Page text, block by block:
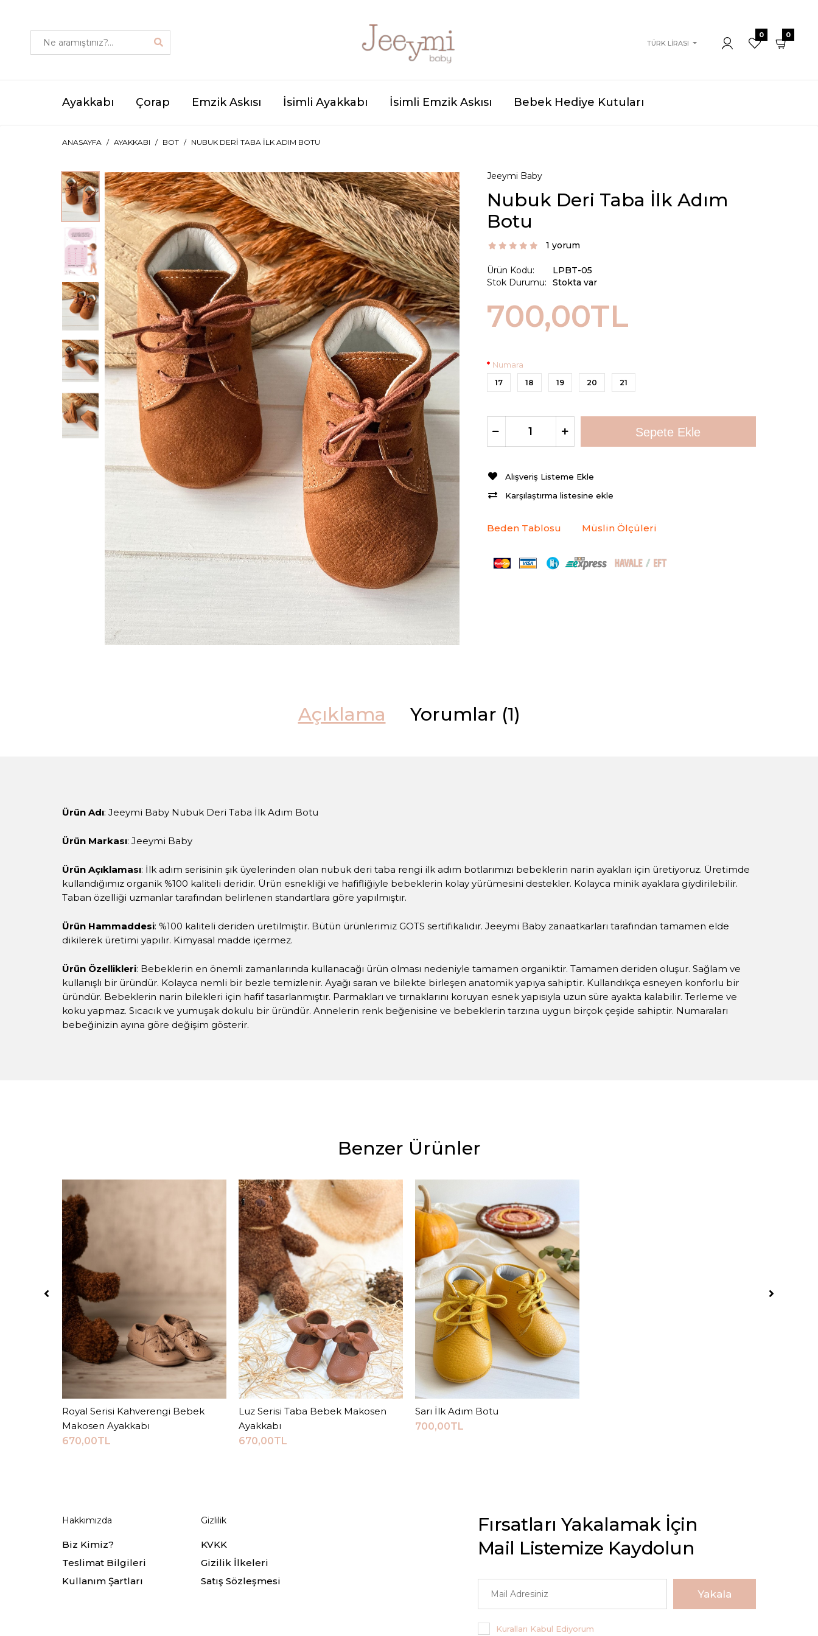
TÜRK LIRASI
0 0
Ayakkabı Çorap Emzik Askısı İsimli Ayakkabı İsimli Emzik Askısı Bebek Hediye Kutuları
ANASAYFA AYAKKABI BOT NUBUK DERI TABA İLK ADIM BOTU
Jeeymi Baby
Nubuk Deri Taba İlk Adım
Botu
1 yorum
Ürün Kodu:
Stok Durumu:
LPBT-05
Stokta var
700,00TL
Numara
17 18 19 20 21
Alışveriş Listeme Ekle
Karşılaştırma listesine ekle
Beden Tablosu Müslin Ölçüleri
Açıklama Yorumlar (1)
Ürün Adı: Jeeymi Baby Nubuk Deri Taba İlk Adım Botu
Ürün Markası: Jeeymi Baby
Ürün Açıklaması: İlk adım serisinin şık üyelerinden olan nubuk deri taba rengi ilk adım botlarımızı bebeklerin narin ayakları için üretiyoruz. Üretimde
kullandığımız organik %100 kaliteli deridir. Ürün esnekliği ve hafifliğiyle bebeklerin kolay yürümesini destekler. Kolayca minik ayaklara giydirilebilir.
Taban özelliği uzmanlar tarafından belirlenen standartlara göre yapılmıştır.
Ürün Hammaddesi: %100 kaliteli deriden üretilmiştir. Bütün ürünlerimiz GOTS sertifikalıdır. Jeeymi Baby zanaatkarları tarafından tamamen elde
dikilerek üretimi yapılır. Kimyasal madde içermez.
Ürün Özellikleri: Bebeklerin en önemli zamanlarında kullanacağı ürün olması nedeniyle tamamen organiktir. Tamamen deriden oluşur. Sağlam ve
kullanışlı bir üründür. Kolayca nemli bir bezle temizlenir. Ayağı saran ve bilekte birleşen anatomik yapıya sahiptir. Kullandıkça esneyen konforlu bir
üründür. Bebeklerin narin bilekleri için hafif tasarlanmıştır. Parmakları ve tırnaklarını koruyan esnek yapısıyla uzun süre ayakta kalabilir. Terleme ve
koku yapmaz. Sıcacık ve yumuşak dokulu bir üründür. Annelerin renk beğenisine ve bebeklerin tarzına uygun birçok çeşide sahiptir. Numaraları
bebeğinizin ayına göre değişim gösterir.
Benzer Ürünler
Sepete Ekle
Royal Serisi Kahverengi Bebek
Makosen Ayakkabı
670,00TL
Sepete Ekle
Luz Serisi Taba Bebek Makosen
Ayakkabı
670,00TL
Sepete Ekle
Sarı İlk Adım Botu
700,00TL
Hakkımızda
Biz Kimiz?
Teslimat Bilgileri
Kullanım Şartları
Gizlilik
KVKK
Gizilik İlkeleri
Satış Sözleşmesi
Fırsatları Yakalamak İçin
Mail Listemize Kaydolun
Yakala
Kuralları Kabul Ediyorum